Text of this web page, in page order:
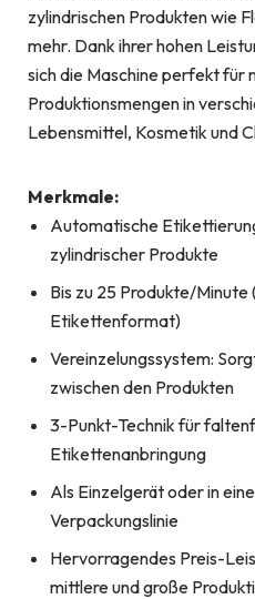
zylindrischen Produkten wie
mehr. Dank ihrer hohen
sich die Maschine perfekt für
Produktionsmengen in
Lebensmittel, Kosmetik und
Merkmale:
Automatische
zylindrischer Produkte
Bis zu 25 Produkte/
Etikettenformat)
Vereinzelungssystem:
zwischen den Produkten
3-Punkt-Technik für
Etikettenanbringung
Als Einzelgerät oder in
Verpackungslinie
Hervorragendes Preis-
mittlere und große